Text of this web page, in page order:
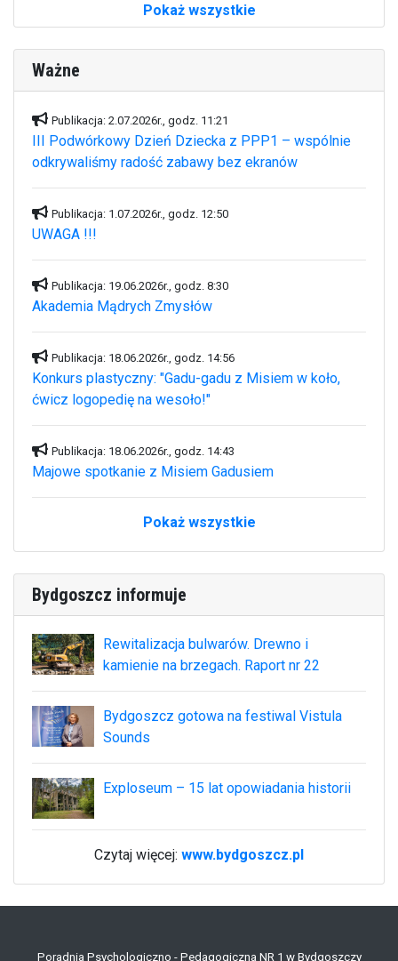
Pokaż wszystkie
Ważne
Publikacja: 2.07.2026r., godz. 11:21
III Podwórkowy Dzień Dziecka z PPP1 – wspólnie
odkrywaliśmy radość zabawy bez ekranów
Publikacja: 1.07.2026r., godz. 12:50
UWAGA !!!
Publikacja: 19.06.2026r., godz. 8:30
Akademia Mądrych Zmysłów
Publikacja: 18.06.2026r., godz. 14:56
Konkurs plastyczny: "Gadu-gadu z Misiem w koło,
ćwicz logopedię na wesoło!"
Publikacja: 18.06.2026r., godz. 14:43
Majowe spotkanie z Misiem Gadusiem
Pokaż wszystkie
Bydgoszcz informuje
Rewitalizacja bulwarów. Drewno i
kamienie na brzegach. Raport nr 22
Bydgoszcz gotowa na festiwal Vistula
Sounds
Exploseum – 15 lat opowiadania historii
Czytaj więcej: www.bydgoszcz.pl
Poradnia Psychologiczno - Pedagogiczna NR 1 w Bydgoszczy